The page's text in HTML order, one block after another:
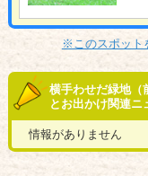
※このスポット
横手わせだ緑地（
とお出かけ関連ニ
情報がありません